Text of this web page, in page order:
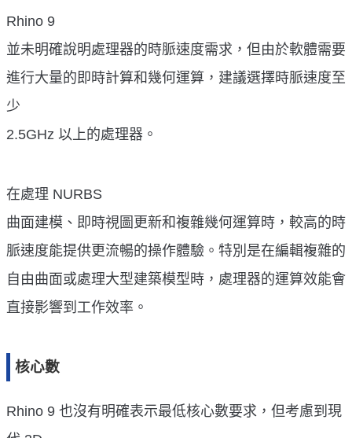
Rhino 9
並未明確說明處理器的時脈速度需求，但由於軟體需要
進行大量的即時計算和幾何運算，建議選擇時脈速度至
少
2.5GHz 以上的處理器。
在處理 NURBS
曲面建模、即時視圖更新和複雜幾何運算時，較高的時
脈速度能提供更流暢的操作體驗。特別是在編輯複雜的
自由曲面或處理大型建築模型時，處理器的運算效能會
直接影響到工作效率。
核心數
Rhino 9 也沒有明確表示最低核心數要求，但考慮到現